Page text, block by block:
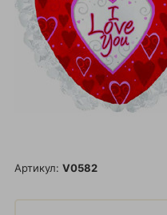
Артикул: V0582